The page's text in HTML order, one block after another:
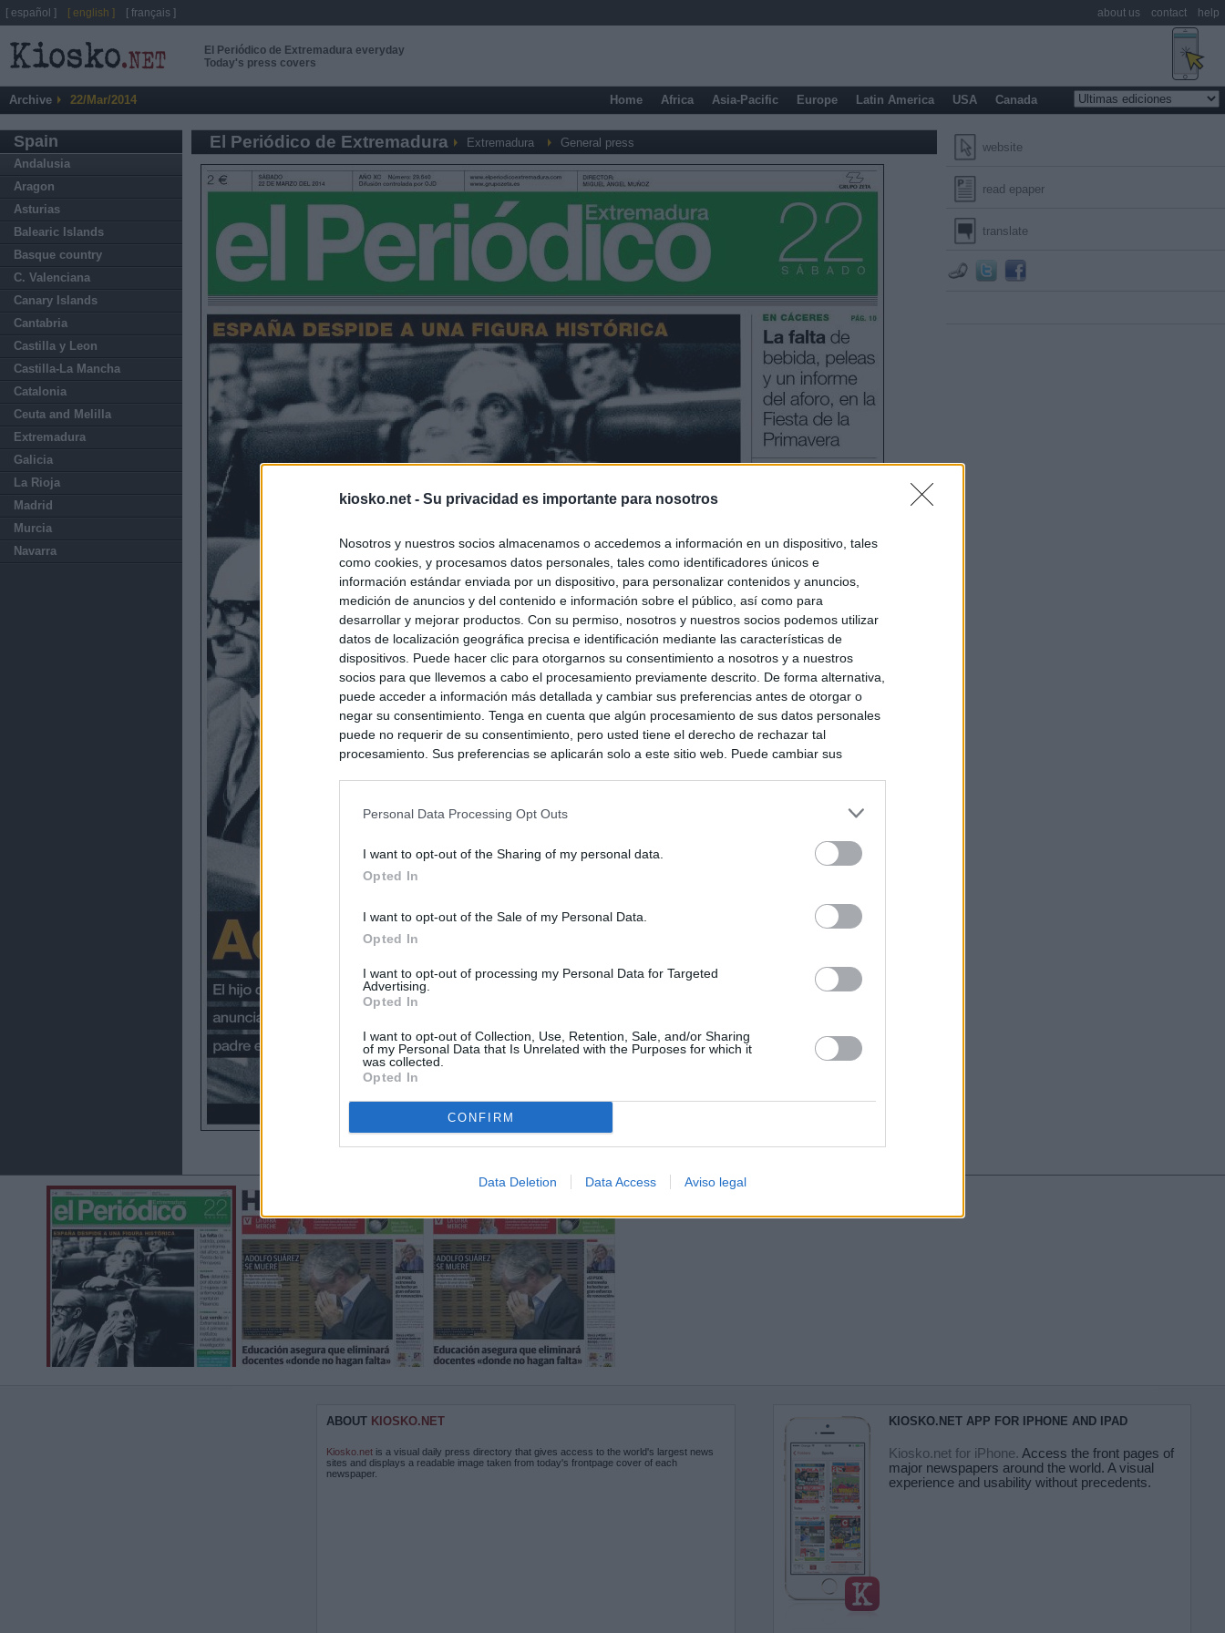
kiosko.net - Su privacidad es importante para nosotros
Nosotros y nuestros socios almacenamos o accedemos a información en un dispositivo, tales
como cookies, y procesamos datos personales, tales como identificadores únicos e
información estándar enviada por un dispositivo, para personalizar contenidos y anuncios,
medición de anuncios y del contenido e información sobre el público, así como para
desarrollar y mejorar productos. Con su permiso, nosotros y nuestros socios podemos utilizar
datos de localización geográfica precisa e identificación mediante las características de
dispositivos. Puede hacer clic para otorgarnos su consentimiento a nosotros y a nuestros
socios para que llevemos a cabo el procesamiento previamente descrito. De forma alternativa,
puede acceder a información más detallada y cambiar sus preferencias antes de otorgar o
negar su consentimiento. Tenga en cuenta que algún procesamiento de sus datos personales
puede no requerir de su consentimiento, pero usted tiene el derecho de rechazar tal
procesamiento. Sus preferencias se aplicarán solo a este sitio web. Puede cambiar sus
Personal Data Processing Opt Outs
I want to opt-out of the Sharing of my personal data.
Opted In
I want to opt-out of the Sale of my Personal Data.
Opted In
I want to opt-out of processing my Personal Data for Targeted
Advertising.
Opted In
I want to opt-out of Collection, Use, Retention, Sale, and/or Sharing
of my Personal Data that Is Unrelated with the Purposes for which it
was collected.
Opted In
CONFIRM
Data Deletion Data Access Aviso legal
El Periódico de Extremadura everyday
Today's press covers
Archive 22/Mar/2014 Home Africa Asia-Pacific Europe Latin America USA Canada
Spain
Andalusia
Aragon
Asturias
Balearic Islands
Basque country
C. Valenciana
Canary Islands
Cantabria
Castilla y Leon
Castilla-La Mancha
Catalonia
Ceuta and Melilla
Extremadura
Galicia
La Rioja
Madrid
Murcia
Navarra
website
read epaper
translate
El Periódico de Extremadura Extremadura General press
ABOUT KIOSKO.NET
Kiosko.net is a visual daily press directory that gives access to the world's largest news
sites and displays a readable image taken from today's frontpage cover of each
newspaper.
KIOSKO.NET APP FOR IPHONE AND IPAD
Kiosko.net for iPhone. Access the front pages of
major newspapers around the world. A visual
experience and usability without precedents.
[ español ] [ english ] [ français ] about us contact help